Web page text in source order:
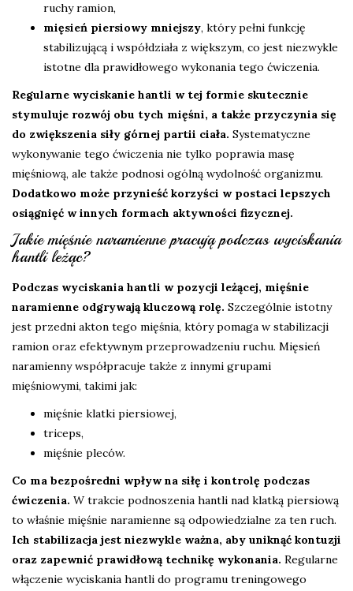
ruchy ramion,
mięsień piersiowy mniejszy, który pełni funkcję
stabilizującą i współdziała z większym, co jest niezwykle
istotne dla prawidłowego wykonania tego ćwiczenia.
Regularne wyciskanie hantli w tej formie skutecznie
stymuluje rozwój obu tych mięśni, a także przyczynia się
do zwiększenia siły górnej partii ciała. Systematyczne
wykonywanie tego ćwiczenia nie tylko poprawia masę
mięśniową, ale także podnosi ogólną wydolność organizmu.
Dodatkowo może przynieść korzyści w postaci lepszych
osiągnięć w innych formach aktywności fizycznej.
Jakie mięśnie naramienne pracują podczas wyciskania
hantli leżąc?
Podczas wyciskania hantli w pozycji leżącej, mięśnie
naramienne odgrywają kluczową rolę. Szczególnie istotny
jest przedni akton tego mięśnia, który pomaga w stabilizacji
ramion oraz efektywnym przeprowadzeniu ruchu. Mięsień
naramienny współpracuje także z innymi grupami
mięśniowymi, takimi jak:
mięśnie klatki piersiowej,
triceps,
mięśnie pleców.
Co ma bezpośredni wpływ na siłę i kontrolę podczas
ćwiczenia. W trakcie podnoszenia hantli nad klatką piersiową
to właśnie mięśnie naramienne są odpowiedzialne za ten ruch.
Ich stabilizacja jest niezwykle ważna, aby uniknąć kontuzji
oraz zapewnić prawidłową technikę wykonania. Regularne
włączenie wyciskania hantli do programu treningowego